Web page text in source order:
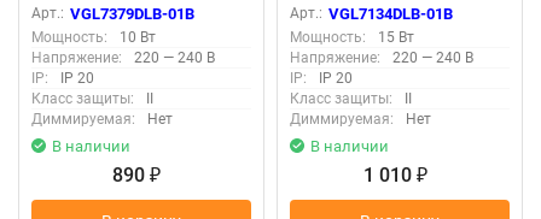
Арт.: VGL7379DLB-01B
Мощность:
10 Вт
Напряжение:
220 — 240 В
IP:
IP 20
Класс защиты:
II
Диммируемая:
Нет
В наличии
890 ₽
VGL7134DLB-01B
Арт.: VGL7134DLB-01B
Мощность:
15 Вт
Напряжение:
220 — 240 В
IP:
IP 20
Класс защиты:
II
Диммируемая:
Нет
В наличии
1 010 ₽